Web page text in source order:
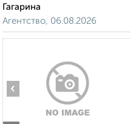
Гагарина
Агентство, 06.08.2026
‹